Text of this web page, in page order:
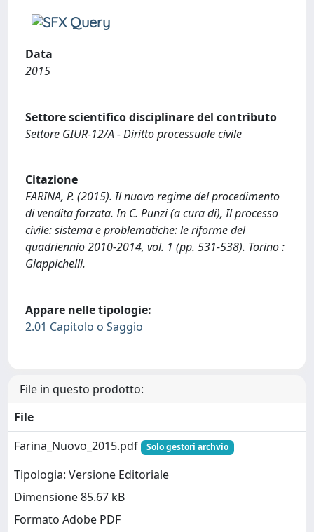
Data
2015
Settore scientifico disciplinare del contributo
Settore GIUR-12/A - Diritto processuale civile
Citazione
FARINA, P. (2015). Il nuovo regime del procedimento
di vendita forzata. In C. Punzi (a cura di), Il processo
civile: sistema e problematiche: le riforme del
quadriennio 2010-2014, vol. 1 (pp. 531-538). Torino :
Giappichelli.
Appare nelle tipologie:
2.01 Capitolo o Saggio
File in questo prodotto:
File
Farina_Nuovo_2015.pdf
Solo gestori archvio
Tipologia: Versione Editoriale
Dimensione 85.67 kB
Formato Adobe PDF